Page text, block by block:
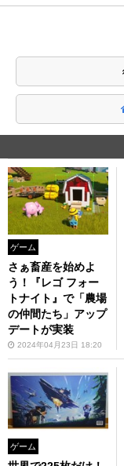
ゲーム
さぁ畜産を始めよ
う！『レゴ フォー
トナイト』で「農場
の仲間たち」アップ
デートが実装
2024年04月23日 18:20
ゲーム